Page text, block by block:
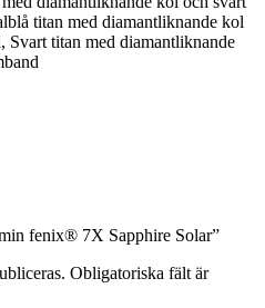
titan med diamantliknande kol
Svart titan med diamantliknande
fenix® 7X Sapphire Solar”
Obligatoriska fält är